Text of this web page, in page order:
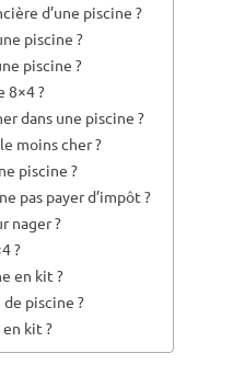
d’une piscine ?
piscine ?
piscine ?
8×4 ?
dans une piscine ?
moins cher ?
piscine ?
pas payer d’impôt ?
nager ?
?
en kit ?
piscine ?
kit ?